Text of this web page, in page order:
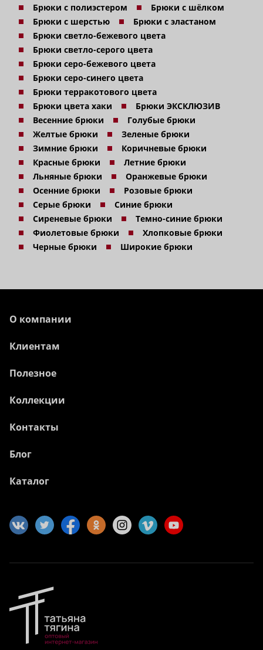
Брюки с полиэстером
Брюки с шёлком
Брюки с шерстью
Брюки с эластаном
Брюки светло-бежевого цвета
Брюки светло-серого цвета
Брюки серо-бежевого цвета
Брюки серо-синего цвета
Брюки терракотового цвета
Брюки цвета хаки
Брюки ЭКСКЛЮЗИВ
Весенние брюки
Голубые брюки
Желтые брюки
Зеленые брюки
Зимние брюки
Коричневые брюки
Красные брюки
Летние брюки
Льняные брюки
Оранжевые брюки
Осенние брюки
Розовые брюки
Серые брюки
Синие брюки
Сиреневые брюки
Темно-синие брюки
Фиолетовые брюки
Хлопковые брюки
Черные брюки
Широкие брюки
О компании
Клиентам
Полезное
Коллекции
Контакты
Блог
Каталог